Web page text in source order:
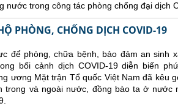
nước trong công tác phòng chống đại dịch
PHÒNG, CHỐNG DỊCH COVID-19
để phòng, chữa bệnh, bảo đảm an sinh
bối cảnh dịch COVID-19 diễn biến
ương Mặt trận Tổ quốc Việt Nam đã kêu
trong và ngoài nước, đồng bào ta ở nước